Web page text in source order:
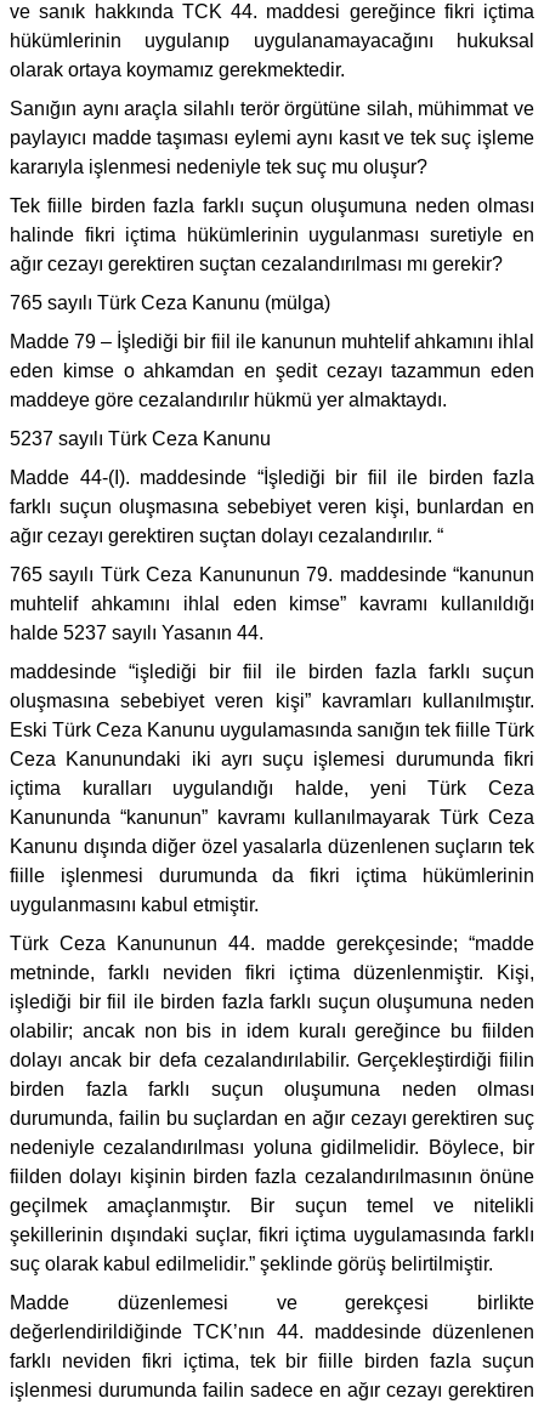
ve sanık hakkında TCK 44. maddesi gereğince fikri içtima
hükümlerinin uygulanıp uygulanamayacağını hukuksal
olarak ortaya koymamız gerekmektedir.
Sanığın aynı araçla silahlı terör örgütüne silah, mühimmat ve
paylayıcı madde taşıması eylemi aynı kasıt ve tek suç işleme
kararıyla işlenmesi nedeniyle tek suç mu oluşur?
Tek fiille birden fazla farklı suçun oluşumuna neden olması
halinde fikri içtima hükümlerinin uygulanması suretiyle en
ağır cezayı gerektiren suçtan cezalandırılması mı gerekir?
765 sayılı Türk Ceza Kanunu (mülga)
Madde 79 – İşlediği bir fiil ile kanunun muhtelif ahkamını ihlal
eden kimse o ahkamdan en şedit cezayı tazammun eden
maddeye göre cezalandırılır hükmü yer almaktaydı.
5237 sayılı Türk Ceza Kanunu
Madde 44-(I). maddesinde “İşlediği bir fiil ile birden fazla
farklı suçun oluşmasına sebebiyet veren kişi, bunlardan en
ağır cezayı gerektiren suçtan dolayı cezalandırılır. “
765 sayılı Türk Ceza Kanununun 79. maddesinde “kanunun
muhtelif ahkamını ihlal eden kimse” kavramı kullanıldığı
halde 5237 sayılı Yasanın 44.
maddesinde “işlediği bir fiil ile birden fazla farklı suçun
oluşmasına sebebiyet veren kişi” kavramları kullanılmıştır.
Eski Türk Ceza Kanunu uygulamasında sanığın tek fiille Türk
Ceza Kanunundaki iki ayrı suçu işlemesi durumunda fikri
içtima kuralları uygulandığı halde, yeni Türk Ceza
Kanununda “kanunun” kavramı kullanılmayarak Türk Ceza
Kanunu dışında diğer özel yasalarla düzenlenen suçların tek
fiille işlenmesi durumunda da fikri içtima hükümlerinin
uygulanmasını kabul etmiştir.
Türk Ceza Kanununun 44. madde gerekçesinde; “madde
metninde, farklı neviden fikri içtima düzenlenmiştir. Kişi,
işlediği bir fiil ile birden fazla farklı suçun oluşumuna neden
olabilir; ancak non bis in idem kuralı gereğince bu fiilden
dolayı ancak bir defa cezalandırılabilir. Gerçekleştirdiği fiilin
birden fazla farklı suçun oluşumuna neden olması
durumunda, failin bu suçlardan en ağır cezayı gerektiren suç
nedeniyle cezalandırılması yoluna gidilmelidir. Böylece, bir
fiilden dolayı kişinin birden fazla cezalandırılmasının önüne
geçilmek amaçlanmıştır. Bir suçun temel ve nitelikli
şekillerinin dışındaki suçlar, fikri içtima uygulamasında farklı
suç olarak kabul edilmelidir.” şeklinde görüş belirtilmiştir.
Madde düzenlemesi ve gerekçesi birlikte
değerlendirildiğinde TCK’nın 44. maddesinde düzenlenen
farklı neviden fikri içtima, tek bir fiille birden fazla suçun
işlenmesi durumunda failin sadece en ağır cezayı gerektiren